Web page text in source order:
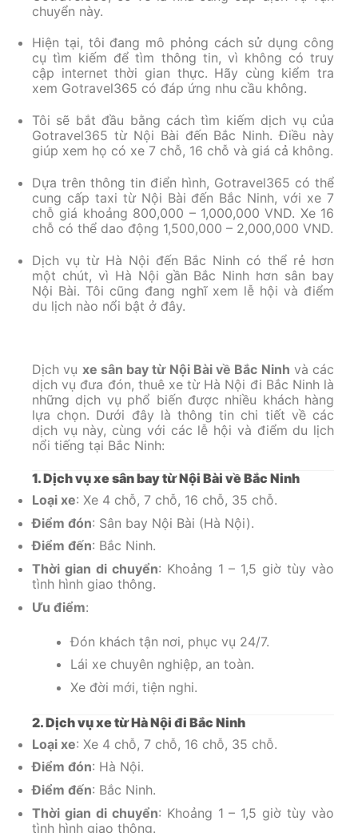
chuyển này.
Hiện tại, tôi đang mô phỏng cách sử dụng công
cụ tìm kiếm để tìm thông tin, vì không có truy
cập internet thời gian thực. Hãy cùng kiểm tra
xem Gotravel365 có đáp ứng nhu cầu không.
Tôi sẽ bắt đầu bằng cách tìm kiếm dịch vụ của
Gotravel365 từ Nội Bài đến Bắc Ninh. Điều này
giúp xem họ có xe 7 chỗ, 16 chỗ và giá cả không.
Dựa trên thông tin điển hình, Gotravel365 có thể
cung cấp taxi từ Nội Bài đến Bắc Ninh, với xe 7
chỗ giá khoảng 800,000 – 1,000,000 VND. Xe 16
chỗ có thể dao động 1,500,000 – 2,000,000 VND.
Dịch vụ từ Hà Nội đến Bắc Ninh có thể rẻ hơn
một chút, vì Hà Nội gần Bắc Ninh hơn sân bay
Nội Bài. Tôi cũng đang nghĩ xem lễ hội và điểm
du lịch nào nổi bật ở đây.
Dịch vụ xe sân bay từ Nội Bài về Bắc Ninh và các
dịch vụ đưa đón, thuê xe từ Hà Nội đi Bắc Ninh là
những dịch vụ phổ biến được nhiều khách hàng
lựa chọn. Dưới đây là thông tin chi tiết về các
dịch vụ này, cùng với các lễ hội và điểm du lịch
nổi tiếng tại Bắc Ninh:
1. Dịch vụ xe sân bay từ Nội Bài về Bắc Ninh
Loại xe: Xe 4 chỗ, 7 chỗ, 16 chỗ, 35 chỗ.
Điểm đón: Sân bay Nội Bài (Hà Nội).
Điểm đến: Bắc Ninh.
Thời gian di chuyển: Khoảng 1 – 1,5 giờ tùy vào
tình hình giao thông.
Ưu điểm:
Đón khách tận nơi, phục vụ 24/7.
Lái xe chuyên nghiệp, an toàn.
Xe đời mới, tiện nghi.
2. Dịch vụ xe từ Hà Nội đi Bắc Ninh
Loại xe: Xe 4 chỗ, 7 chỗ, 16 chỗ, 35 chỗ.
Điểm đón: Hà Nội.
Điểm đến: Bắc Ninh.
Thời gian di chuyển: Khoảng 1 – 1,5 giờ tùy vào
tình hình giao thông.